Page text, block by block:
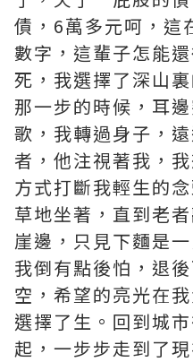
債，6萬多元呵，這
數字，這輩子怎能
死，我選擇了深山
那一步的時候，耳
歌，我轉過身子，
者，他注視著我，
方式打斷我輕生的
草地坐著，直到老
崖邊，只見下麵是
我倒有點後怕，退
空，希望的亮光在
選擇了生。回到城
起，一步步走到了